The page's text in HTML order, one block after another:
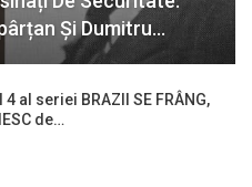
Și Dumitru…
al seriei BRAZII SE FRÂNG,
de…